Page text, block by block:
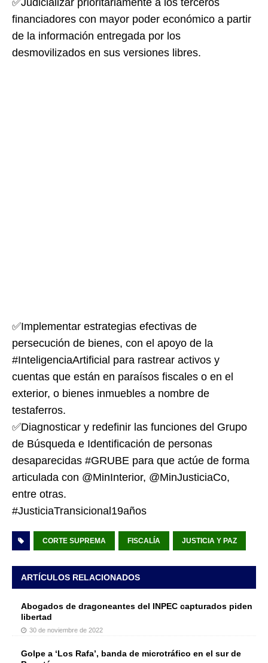
financiadores con mayor poder económico a partir
de la información entregada por los
desmovilizados en sus versiones libres.
✅Implementar estrategias efectivas de
persecución de bienes, con el apoyo de la
#InteligenciaArtificial para rastrear activos y
cuentas que están en paraísos fiscales o en el
exterior, o bienes inmuebles a nombre de
testaferros.
✅Diagnosticar y redefinir las funciones del Grupo
de Búsqueda e Identificación de personas
desaparecidas #GRUBE para que actúe de forma
articulada con @MinInterior, @MinJusticiaCo,
entre otras.
#JusticiaTransicional19años
CORTE SUPREMA FISCALÍA JUSTICIA Y PAZ
ARTÍCULOS RELACIONADOS
Abogados de dragoneantes del INPEC capturados piden
libertad
30 de noviembre de 2022
Golpe a ‘Los Rafa’, banda de microtráfico en el sur de